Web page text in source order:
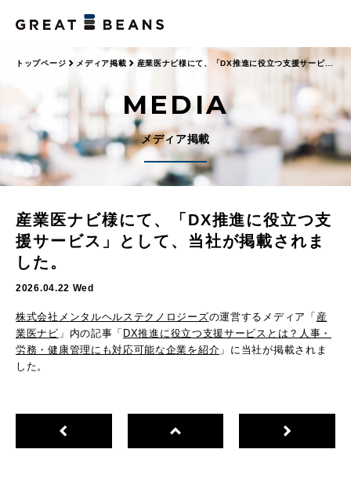
トップページ メディア掲載
産業医ナビ様にて、「DX推進に役立つ支援サービ
MEDIA
メディア掲載
産業医ナビ様にて、「DX推進に役立つ支
援サービス」として、当社が掲載されま
した。
2026.04.22 Wed
株式会社メンタルヘルステクノロジーズの運営するメディア「 産
業医ナビ 」内の記事「 DX推進に役立つ支援サービスとは？人事・
労務・健康管理にも対応可能な企業を紹介 」に当社が掲載されま
した。